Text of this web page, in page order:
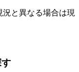
と異なる場合は現